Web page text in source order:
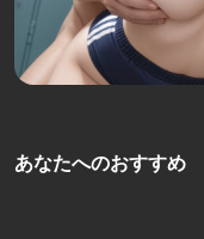
あなたへのおすすめ